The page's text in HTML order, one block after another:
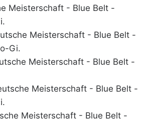
Meisterschaft - Blue Belt -
Meisterschaft - Blue Belt -
Gi.
Meisterschaft - Blue Belt -
Meisterschaft - Blue Belt -
Meisterschaft - Blue Belt -